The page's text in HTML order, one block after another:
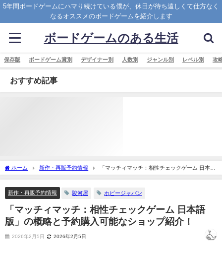
5年間ボードゲームにハマり続けている僕が、休日が待ち遠しくて仕方なく
なるオススメのボードゲームを紹介します
ボードゲームのある生活
保存版 ボードゲーム賞別 デザイナー別 人数別 ジャンル別 レベル別 攻
おすすめ記事
ホーム 新作・再販予約情報
「マッチィマッチ：相性チェックゲーム 日本語
版」の概略と予約購入可能なショップ紹介！
新作・再販予約情報 駿河屋 ホビージャパン
「マッチィマッチ：相性チェックゲーム 日本語
版」の概略と予約購入可能なショップ紹介！
2026年2月5日 2026年2月5日